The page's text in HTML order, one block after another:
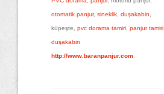
otomatik panjur, sineklik, duşakabin
küpeşte, pvc dorama tamiri, panjur tamiri,
duşakabin
http://www.baranpanjur.com